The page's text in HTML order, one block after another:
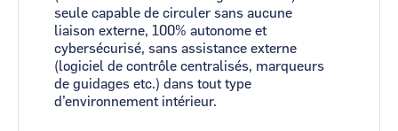
seule capable de circuler sans aucune
liaison externe, 100% autonome et
cybersécurisé, sans assistance externe
(logiciel de contrôle centralisés, marqueurs
de guidages etc.) dans tout type
d’environnement intérieur.